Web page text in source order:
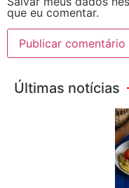
que eu comentar.
Últimas notícias